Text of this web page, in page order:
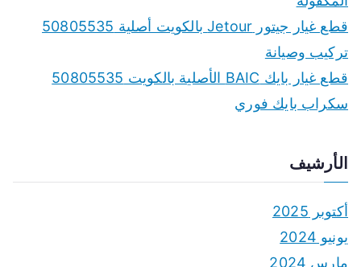
قطع غيار جيتور Jetour بالكويت أصلية 50805535
تركيب وصيانة
قطع غيار بايك BAIC الأصلية بالكويت 50805535
سكراب بايك فوري
الأرشيف
أكتوبر 2025
يونيو 2024
مارس 2024